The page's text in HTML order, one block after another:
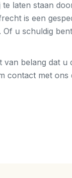
laten staan
is een
u schuldig
belang dat u
contact met